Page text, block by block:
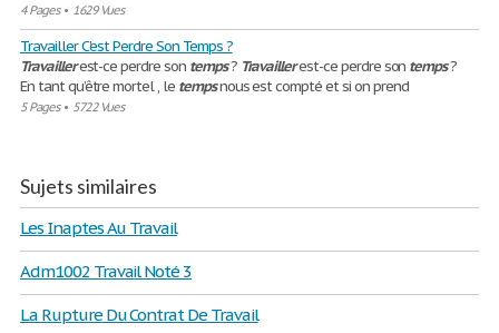
4 Pages• 1629 Vues
Travailler C'est Perdre Son Temps ?
Travaillerest-ce perdre son temps? Travaillerest-ce perdre son temps?
En tant qu’être mortel , le tempsnous est compté et si on prend
5 Pages• 5722 Vues
Sujets similaires
Les Inaptes Au Travail
Adm1002 Travail Noté 3
La Rupture Du Contrat De Travail